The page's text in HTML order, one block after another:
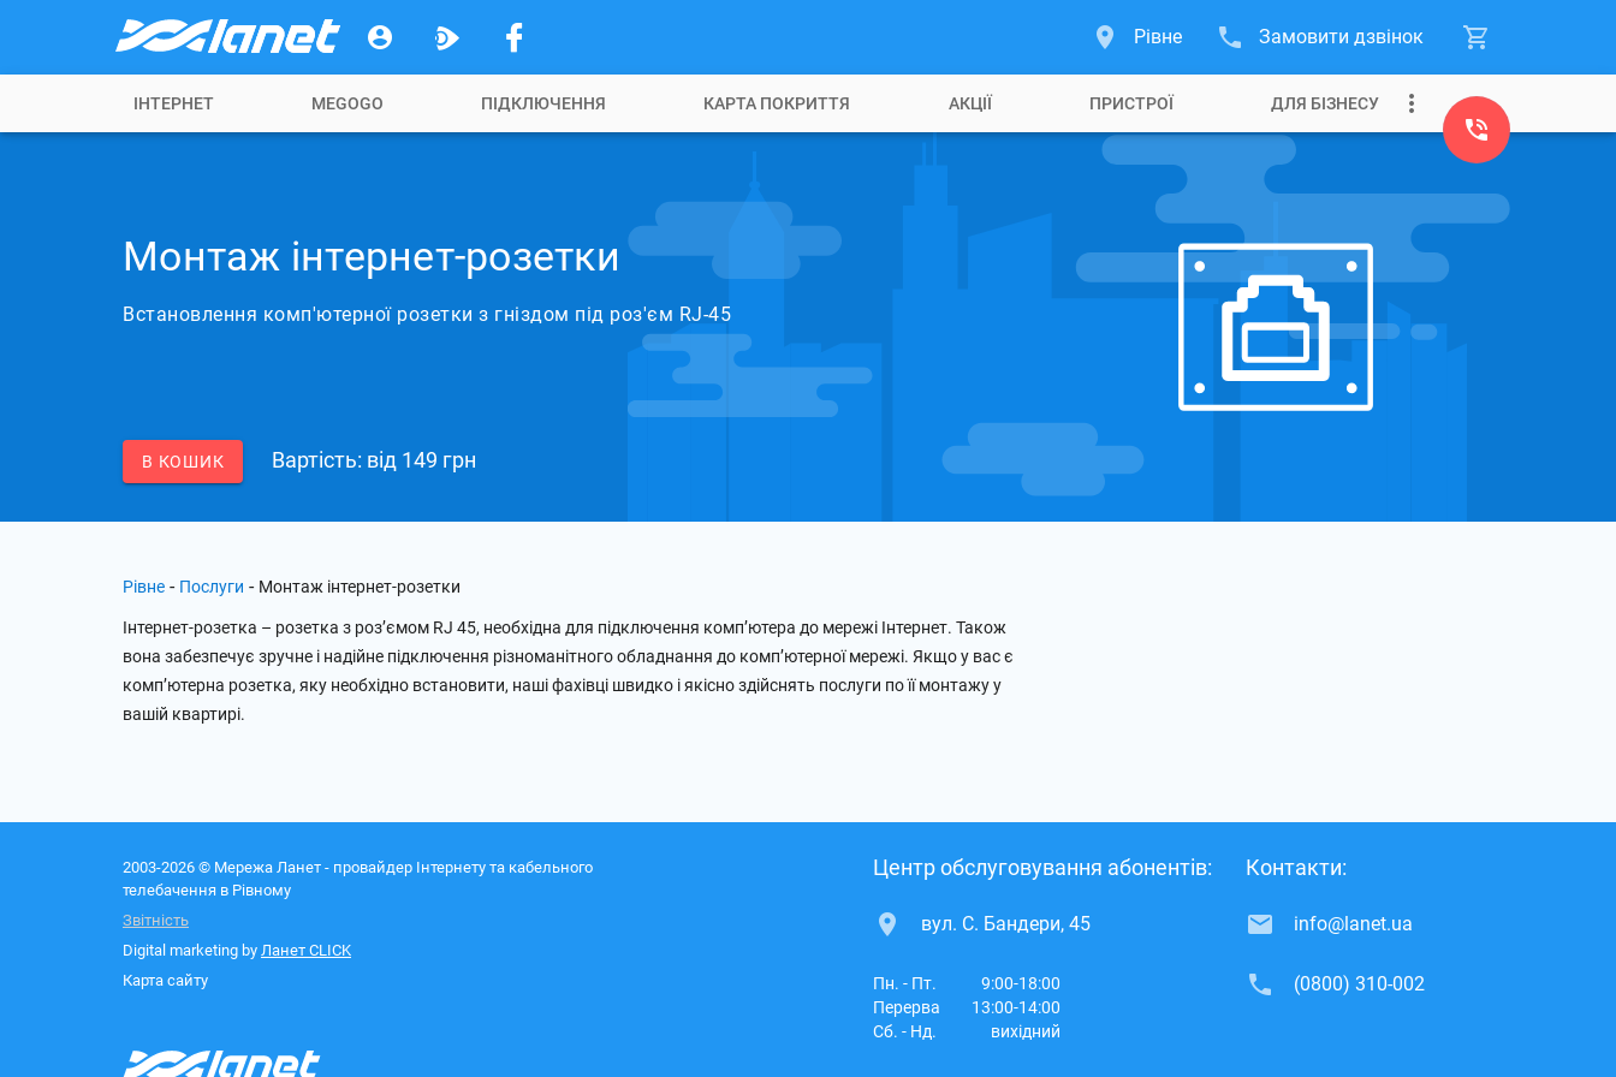
Рівне Замовити дзвінок
ІНТЕРНЕТ MEGOGO ПІДКЛЮЧЕННЯ КАРТА ПОКРИТТЯ АКЦІЇ ПРИСТРОЇ ДЛЯ БІЗНЕСУ
Монтаж інтернет-розетки
Встановлення комп'ютерної розетки з гніздом під роз'єм RJ-45
В КОШИК Вартість: вiд 149 грн
Рівне - Послуги - Монтаж інтернет-розетки
Інтернет-розетка – розетка з роз’ємом RJ 45, необхідна для підключення комп’ютера до мережі Інтернет. Також
вона забезпечує зручне і надійне підключення різноманітного обладнання до комп’ютерної мережі. Якщо у вас є
комп’ютерна розетка, яку необхідно встановити, наші фахівці швидко і якісно здійснять послуги по її монтажу у
вашій квартирі.
2003-2026 © Мережа Ланет - провайдер Інтернету та кабельного
телебачення в Рівному
Звітність
Digital marketing by Ланет CLICK
Карта сайту
Центр обслуговування абонентів:
вул. С. Бандери, 45
Пн. - Пт.
9:00-18:00
Перерва
13:00-14:00
Сб. - Нд.
вихідний
Контакти:
info@lanet.ua
(0800) 310-002